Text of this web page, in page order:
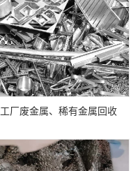
工厂废金属、稀有金属回收